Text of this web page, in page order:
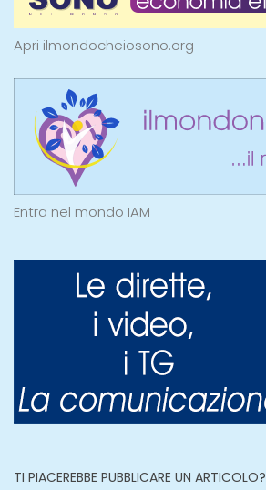
Apri ilmondocheiosono.org
Entra nel mondo IAM
TI PIACEREBBE PUBBLICARE UN ARTICOLO?